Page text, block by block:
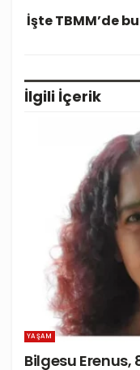
İşte TBMM’de
İlgili İçerik
YAŞAM
Bilgesu